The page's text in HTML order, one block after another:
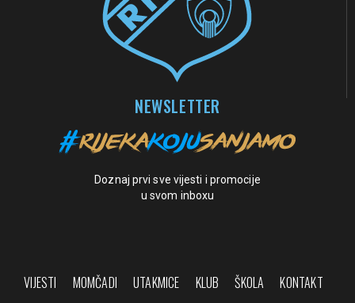
NEWSLETTER
Doznaj prvi sve vijesti i promocije
u svom inboxu
VIJESTI MOMČADI UTAKMICE KLUB ŠKOLA
KONTAKT